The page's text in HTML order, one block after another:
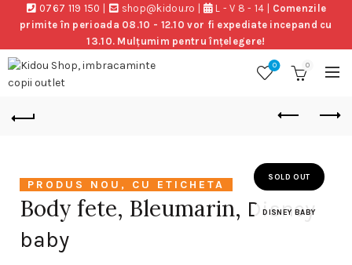
0767 119 150 shop@kidou.ro L - V 8 - 14
Comenzile
primite în perioada 08.10 - 12.10 vor fi expediate incepand cu
13.10. Mulțumim pentru înțelegere!
0 0
SOLD OUT
DISNEY BABY
PRODUS NOU, CU ETICHETA
Body fete, Bleumarin, Disney
baby